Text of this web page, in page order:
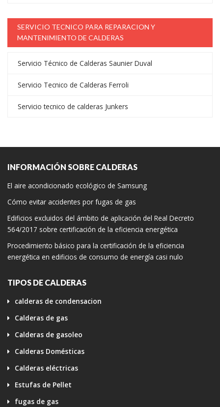
SERVICIO TECNICO PARA REPARACION Y
MANTENIMIENTO DE CALDERAS
Servicio Técnico de Calderas Saunier Duval
Servicio Tecnico de Calderas Ferroli
Servicio tecnico de calderas Junkers
INFORMACIÓN SOBRE CALDERAS
El aire acondicionado ecológico de Samsung
Cómo evitar accidentes por fugas de gas
Edificios excluidos del ámbito de aplicación del Real Decreto
564/2017 sobre certificación de la eficiencia energética
Procedimiento básico para la certificación de la eficiencia
energética en edificios de consumo de energía casi nulo
TIPOS DE CALDERAS
calderas de condensacion
Calderas de gas
Calderas de gasoleo
Calderas Domésticas
Calderas eléctricas
Estufas de Pellet
fugas de gas